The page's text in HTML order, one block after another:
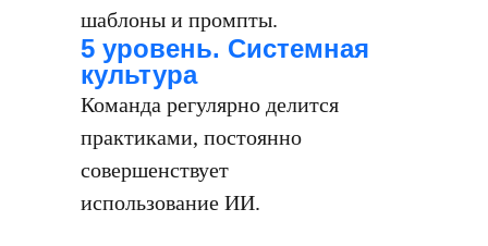
шаблоны и промпты.
5 уровень. Системная
культура
Команда регулярно делится
практиками, постоянно
совершенствует
использование ИИ.